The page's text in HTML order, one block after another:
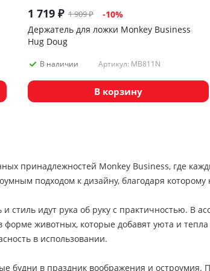
1 719₽ 1 909₽ -10%
Держатель для ложки Monkey Business
Hug Doug
В наличии Артикул: MB811N
В корзину
принадлежностей Monkey Business, где
подходом к дизайну, благодаря
стиль идут рука об руку с практичностью. В
животных, которые добавят уюта и
в использовании.
будни в праздник воображения и